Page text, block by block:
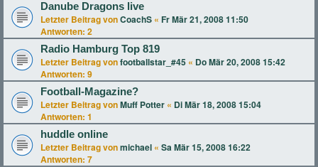
Danube Dragons live
Letzter Beitrag vonCoachS « Fr Mär 21, 2008 11:50
Antworten: 2
Radio Hamburg Top 819
Letzter Beitrag vonfootballstar_#45 « Do Mär 20, 2008 15:42
Antworten: 9
Football-Magazine?
Letzter Beitrag vonMuff Potter « Di Mär 18, 2008 15:04
Antworten: 1
huddle online
Letzter Beitrag vonmichael « Sa Mär 15, 2008 16:22
Antworten: 7